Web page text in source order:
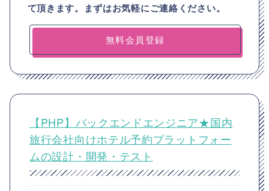
て頂きます。まずはお気軽にご連絡ください。
無料会員登録
【PHP】バックエンドエンジニア★国内
旅行会社向けホテル予約プラットフォー
ムの設計・開発・テスト